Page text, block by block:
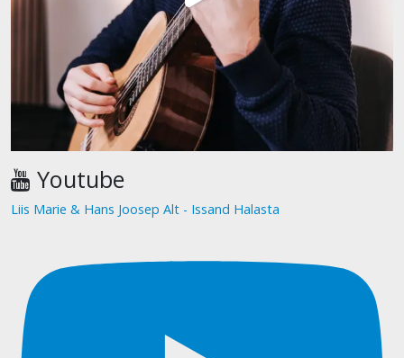
Youtube
Liis Marie & Hans Joosep Alt - Issand Halasta